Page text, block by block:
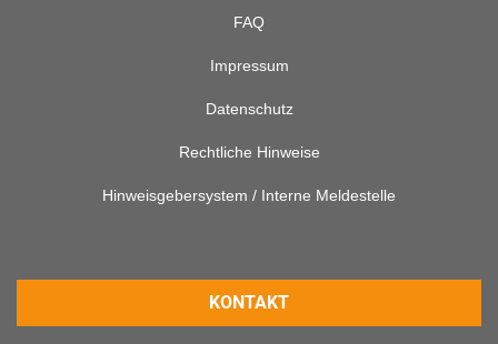
FAQ
Impressum
Datenschutz
Rechtliche Hinweise
Hinweisgebersystem / Interne Meldestelle
KONTAKT